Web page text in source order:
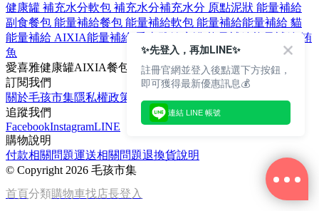
健康罐 補充水分軟包 補充水分補充水分 原點泥狀 能量補給
副食餐包 能量補給餐包 能量補給軟包 能量補給能量補給 貓
能量補給 AIXIA能量補給 愛喜雅
能量補給 鮪
魚
愛喜雅健康罐AIXIA餐包
軟包
訂閱我們
關於毛孩市集隱私權政策
追蹤我們
FacebookInstagramLINE
購物說明
付款相關問題運送相關問題退換貨說明
© Copyright 2026 毛孩市集
首頁分類購物車找店長登入
✨先登入，再加LINE✨
註冊官網並登入後點選下方按鈕，
即可獲得最新優惠訊息💰
連結 LINE 帳號